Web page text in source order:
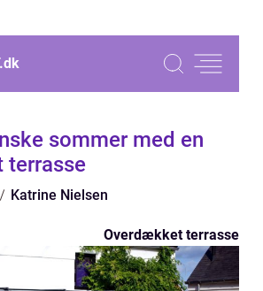
dk
sommer med en
Katrine Nielsen
Overdækket terrasse